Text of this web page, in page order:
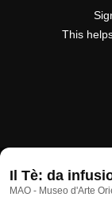
This
Prepariamo il
@mao_torino 20 likes
Il Tè: da
MAO - Museo d'Arte